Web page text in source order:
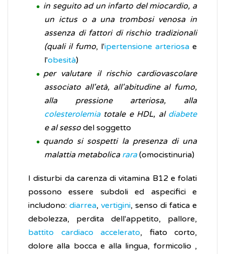
in seguito ad un infarto del miocardio, a
un ictus o a una trombosi venosa in
assenza di fattori di rischio tradizionali
(quali il fumo, l'ipertensione arteriosa e
l'obesità)
per valutare il rischio cardiovascolare
associato all'età, all'abitudine al fumo,
alla pressione arteriosa, alla
colesterolemiatotale e HDL, al diabete
e al sessodel soggetto
quando si sospetti la presenza di una
malattia metabolica rara(omocistinuria)
I disturbi da carenza di vitamina B12 e folati
possono essere subdoli ed aspecifici e
includono: diarrea, vertigini, senso di fatica e
debolezza, perdita dell'appetito, pallore,
battito cardiaco accelerato, fiato corto,
dolore alla bocca e alla lingua, formicolio ,